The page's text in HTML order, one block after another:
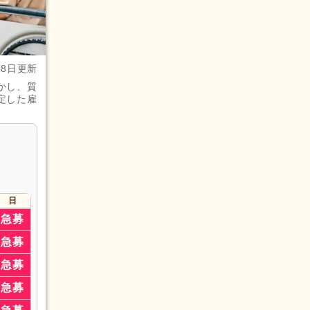
ー）
日更新
し、質
した雇
日
急募
急募
急募
急募